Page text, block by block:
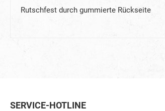
Rutschfest durch gummierte Rückseite
SERVICE-HOTLINE